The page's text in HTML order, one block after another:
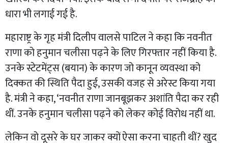
धारा भी लगाई गई है.
महाराष्ट्र के गृह मंत्री दिलीप वालसे पाटिल ने कहा कि नवनीत
राणा को हनुमान चलीसा पढ़ने के लिए गिरफ्तार नहीं किया है.
उनके स्टेटमेंट्स (बयान) के कारण जो कानून व्यवस्था को
दिक्कत की स्थिति पैदा हुई, उसकी वजह से अरेस्ट किया गया
है. मंत्री ने कहा, ‘नवनीत राणा जानबूझकर अशांति पैदा कर रही
थीं. उनके हनुमान चलीसा पढ़ने को लेकर कोई विरोध नहीं था.
लेकिन वो दूसरे के घर जाकर क्यों ऐसा करना चाहती थीं? खुद